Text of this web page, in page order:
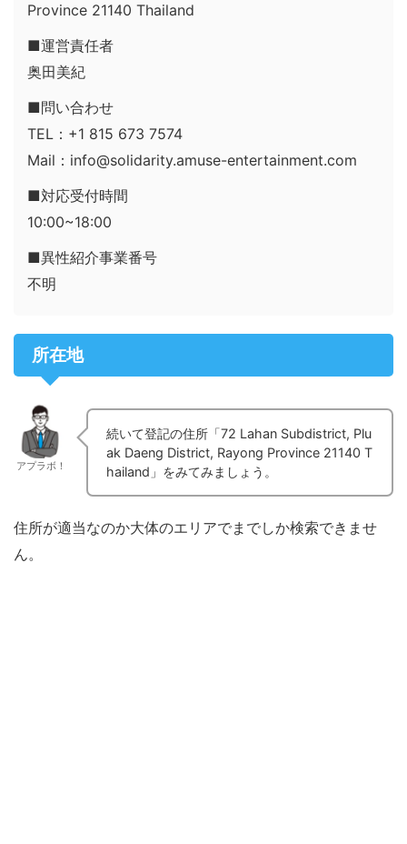
Province 21140 Thailand
■運営責任者
奥田美紀
■問い合わせ
TEL：+1 815 673 7574
Mail：info@solidarity.amuse-entertainment.com
■対応受付時間
10:00~18:00
■異性紹介事業番号
不明
所在地
アプラボ！
続いて登記の住所「72 Lahan Subdistrict, Plu
ak Daeng District, Rayong Province 21140 T
hailand」をみてみましょう。
住所が適当なのか大体のエリアでまでしか検索できませ
ん。